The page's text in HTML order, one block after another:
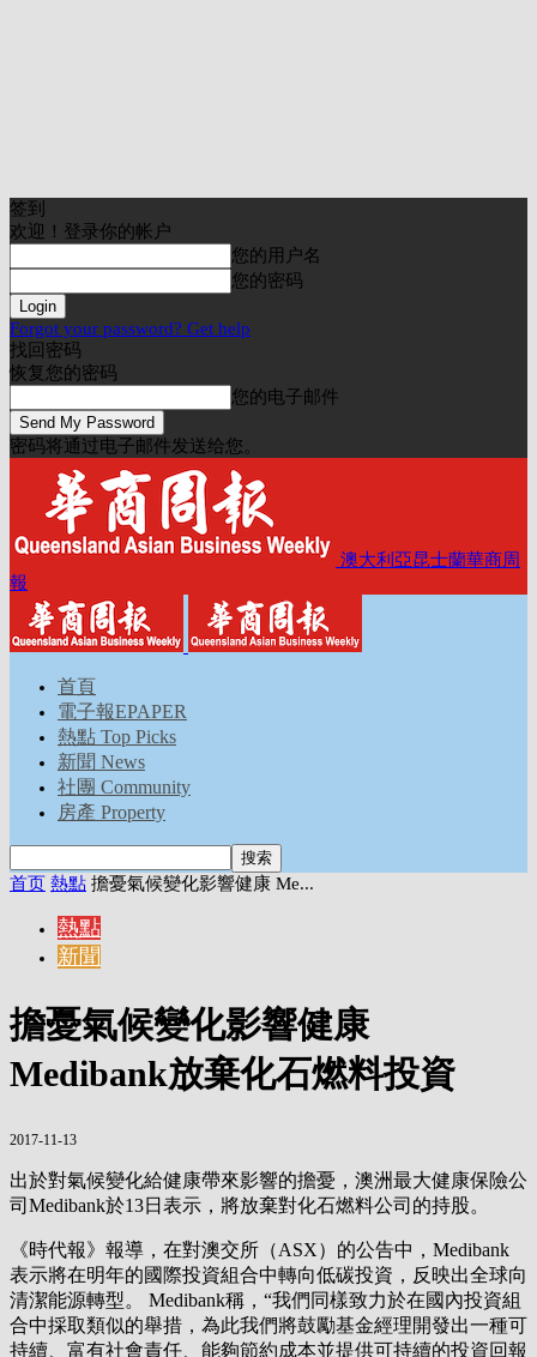
签到
欢迎！登录你的帐户
您的用户名
您的密码
Forgot your password? Get help
找回密码
恢复您的密码
您的电子邮件
密码将通过电子邮件发送给您。
澳大利亞昆士蘭華商周
報
首頁
電子報EPAPER
熱點 Top Picks
新聞 News
社團 Community
房產 Property
首页 熱點 擔憂氣候變化影響健康 Me...
熱點
新聞
擔憂氣候變化影響健康
Medibank放棄化石燃料投資
2017-11-13
出於對氣候變化給健康帶來影響的擔憂，澳洲最大健康保險公
司Medibank於13日表示，將放棄對化石燃料公司的持股。
《時代報》報導，在對澳交所（ASX）的公告中，Medibank
表示將在明年的國際投資組合中轉向低碳投資，反映出全球向
清潔能源轉型。 Medibank稱，“我們同樣致力於在國內投資組
合中採取類似的舉措，為此我們將鼓勵基金經理開發出一種可
持續、富有社會責任、能夠節約成本並提供可持續的投資回報